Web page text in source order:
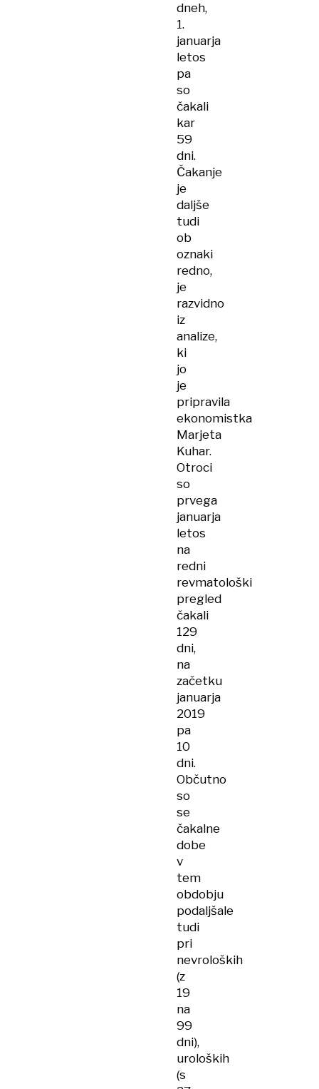
dneh,
1.
januarja
letos
pa
so
čakali
kar
59
dni.
Čakanje
je
daljše
tudi
ob
oznaki
redno,
je
razvidno
iz
analize,
ki
jo
je
pripravila
ekonomistka
Marjeta
Kuhar.
Otroci
so
prvega
januarja
letos
na
redni
revmatološki
pregled
čakali
129
dni,
na
začetku
januarja
2019
pa
10
dni.
Občutno
so
se
čakalne
dobe
v
tem
obdobju
podaljšale
tudi
pri
nevroloških
(z
19
na
99
dni),
uroloških
(s